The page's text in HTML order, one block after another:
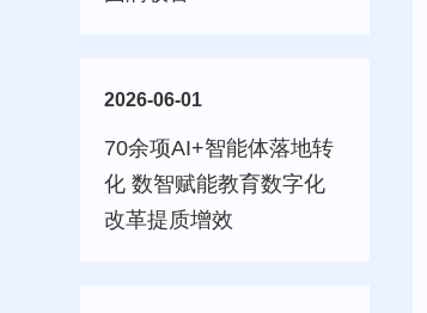
2026-06-01
70余项AI+智能体落地转
化 数智赋能教育数字化
改革提质增效